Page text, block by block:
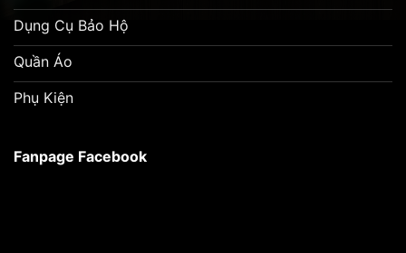
Dụng Cụ Bảo Hộ
Quần Áo
Phụ Kiện
Fanpage Facebook